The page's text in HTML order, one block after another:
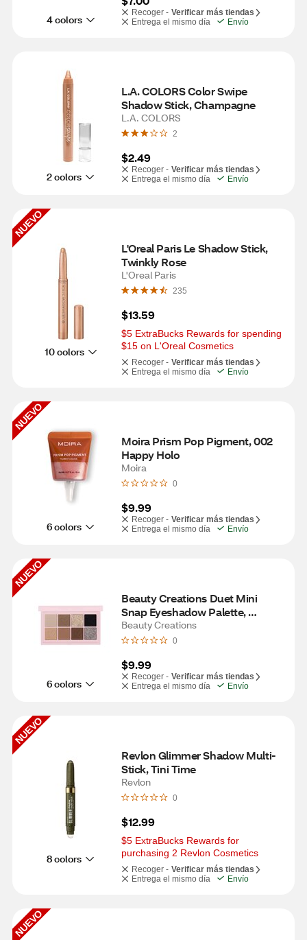
4 colors
Recoger - Verificar más tiendas
Entrega el mismo día
Envío
2 colors
L.A. COLORS Color Swipe
Shadow Stick, Champagne
L.A. COLORS
2
$2.49
Recoger - Verificar más tiendas
Entrega el mismo día
Envío
NUEVO
10 colors
L'Oreal Paris Le Shadow Stick,
Twinkly Rose
L'Oreal Paris
235
$13.59
$5 ExtraBucks Rewards for spending
$15 on L'Oreal Cosmetics
Recoger - Verificar más tiendas
Entrega el mismo día
Envío
NUEVO
6 colors
Moira Prism Pop Pigment, 002
Happy Holo
Moira
0
$9.99
Recoger - Verificar más tiendas
Entrega el mismo día
Envío
NUEVO
6 colors
Beauty Creations Duet Mini
Snap Eyeshadow Palette,
Grungy Greys
Beauty Creations
0
$9.99
Recoger - Verificar más tiendas
Entrega el mismo día
Envío
NUEVO
8 colors
Revlon Glimmer Shadow Multi-
Stick, Tini Time
Revlon
0
$12.99
$5 ExtraBucks Rewards for
purchasing 2 Revlon Cosmetics
Recoger - Verificar más tiendas
Entrega el mismo día
Envío
NUEVO